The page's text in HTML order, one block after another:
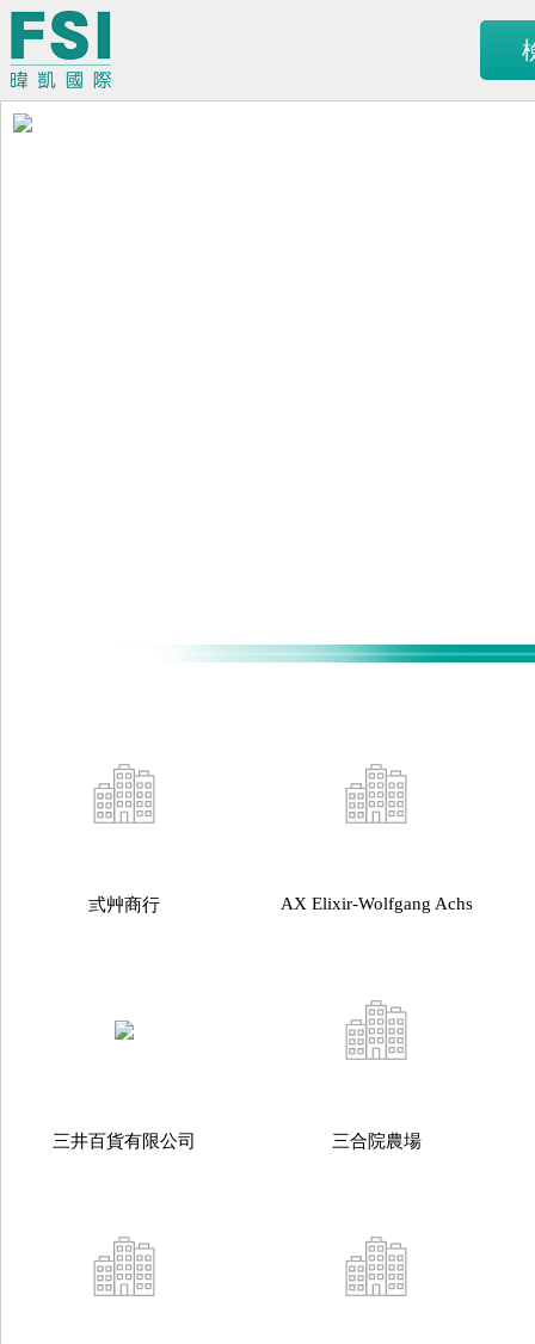
弎艸商行 AX Elixir-Wolfgang Achs
三井百貨有限公司 三合院農場